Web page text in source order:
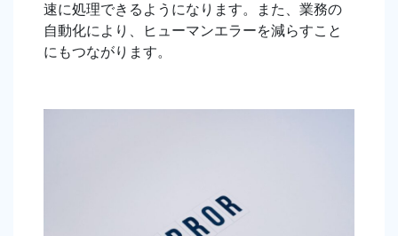
速に処理できるようになります。また、業務の
自動化により、ヒューマンエラーを減らすこと
にもつながります。